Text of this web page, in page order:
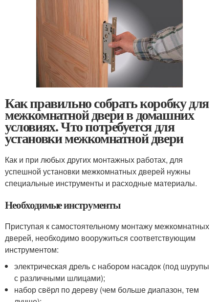
Как правильно собрать коробку для
межкомнатной двери в домашних
условиях. Что потребуется для
установки межкомнатной двери
Как и при любых других монтажных работах, для
успешной установки межкомнатных дверей нужны
специальные инструменты и расходные материалы.
Необходимые инструменты
Приступая к самостоятельному монтажу межкомнатных
дверей, необходимо вооружиться соответствующим
инструментом:
электрическая дрель с набором насадок (под шурупы
с различными шлицами);
набор свёрл по дереву (чем больше диапазон, тем